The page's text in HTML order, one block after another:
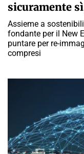
sicuramente
Assieme a
fondante per il New
puntare per re-
compresi